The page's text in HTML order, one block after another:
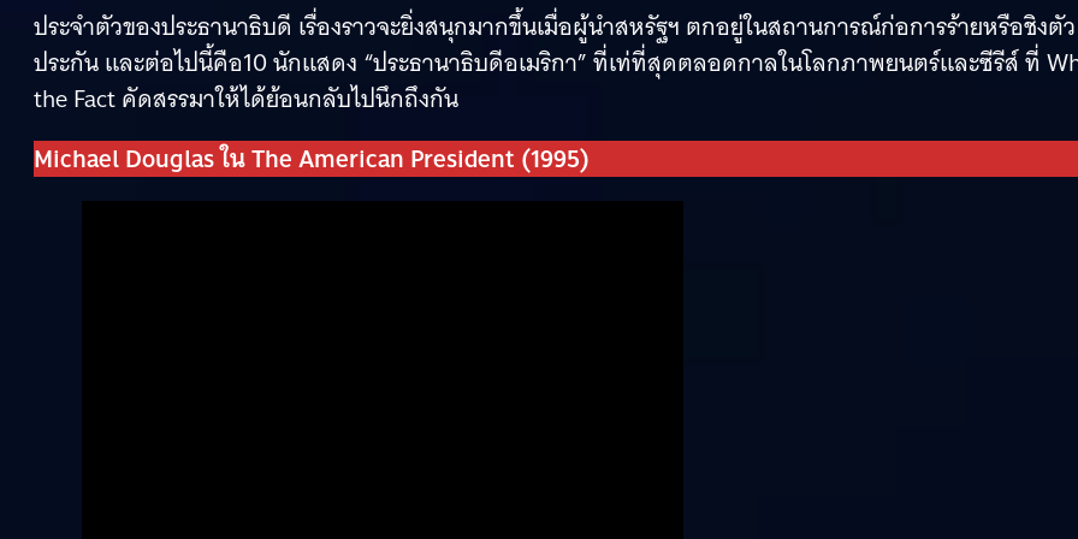
ประจำตัวของประธานาธิบดี เรื่องราวจะยิ่งสนุกมากขึ้นเมื่อผู้นำสหรัฐฯ ตกอยู่ในสถานการณ์ก่อการร้ายหรือชิงตัว
ประกัน และต่อไปนี้คือ10 นักแสดง “ประธานาธิบดีอเมริกา” ที่เท่ที่สุดตลอดกาลในโลกภาพยนตร์และซีรีส์ ที่
the Fact คัดสรรมาให้ได้ย้อนกลับไปนึกถึงกัน
Michael Douglas ใน The American President (1995)